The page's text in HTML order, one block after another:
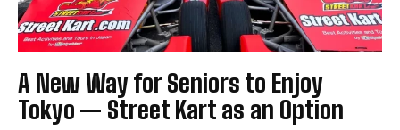
A New Way for Seniors to Enjoy
Tokyo — Street Kart as an Option